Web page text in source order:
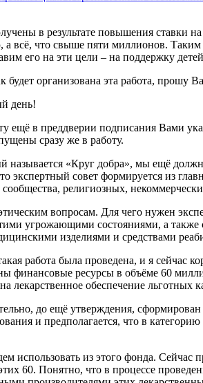
в результате повышения
всё, что свыше пяти миллионов.
его на эти цели – на поддержку
будет организована эта работа, прошу
день!
в преддверии подписания Вами
сразу же в работу.
«Круг добра», мы ещё
экспертный совет формируется из
религиозных,
вопросам. Для чего нужен
угрожающими состояниями, а
изделиями и средствами
работа была проведена, и я сейчас
финансовые ресурсы в объёме 60
обеспечение льготных
до ещё утверждения,
и предполагается, что в
использовать из этого фонда. Сейчас
60. Понятно, что в процессе